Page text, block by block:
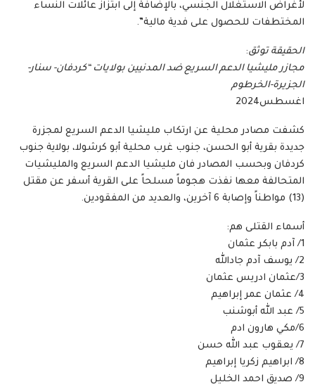
لأغراض الاستغلال الجنسي، بالإضافة إلى ابتزاز عائلات النساء
المختطفات للحصول على فدية مالية”.
الحقيقة توثق:
مجازر مليشيا الدعم السريع ضد المدنيين بولايات “كردفان- سنار-
الجزيرة-الخرطوم
اغسطس2024
كشفت مصادر محلية عن ارتكاب مليشيا الدعم السريع لمجزرة
جديدة بقرية أبو الحسن، جنوب غرب محلية أبو كرشولا، بولاية جنوب
كردفان وبحسب المصادر فان مليشيا الدعم السريع والمليشيات
المتحالفة معها نفذت هجوماً مسلحاً على القرية أسفر عن مقتل
(13) مواطناً وإصابة 6 آخرين، والعديد من المفقودين.
أسماء القتلى هم:
1/ آدم بابكر عثمان
2/ يوسف آدم جادالله
3/عثمان ادريس عثمان
4/ عثمان عمر إبراهيم
5/ عبد الله أبوشنب
6/مكي هارون ادم
7/ يعقوب عبد الله حسن
8/ ابراهيم زكريا إبراهيم
9/ صديق احمد الخليل